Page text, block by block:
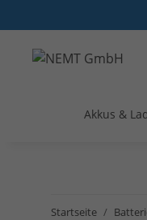
Akkus &
Startseite